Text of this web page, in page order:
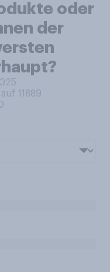
oder
der
11889